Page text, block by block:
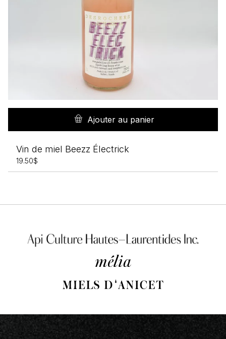
Ajouter au panier
Vin de miel Beezz Électrick
19.50$